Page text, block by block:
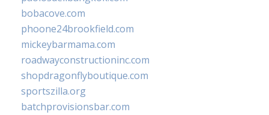
bobacove.com
phoone24brookfield.com
mickeybarmama.com
roadwayconstructioninc.com
shopdragonflyboutique.com
sportszilla.org
batchprovisionsbar.com